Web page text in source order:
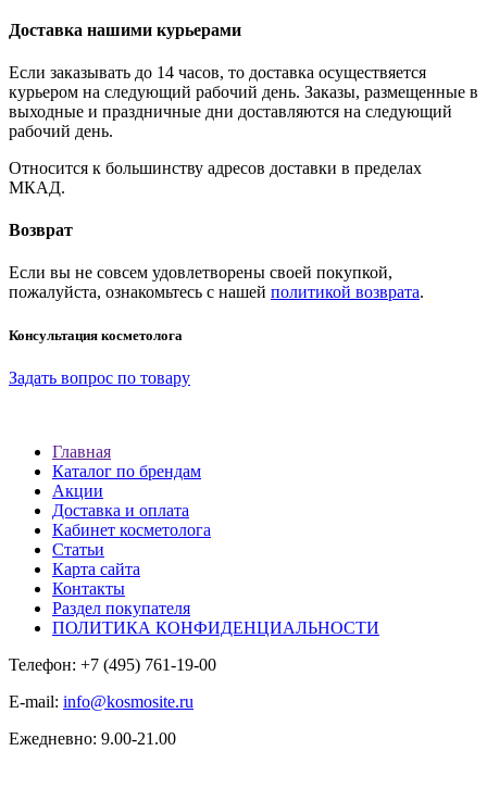
Доставка нашими курьерами
Если заказывать до 14 часов, то доставка осуществяется
курьером на следующий рабочий день. Заказы, размещенные в
выходные и праздничные дни доставляются на следующий
рабочий день.
Относится к большинству адресов доставки в пределах
МКАД.
Возврат
Если вы не совсем удовлетворены своей покупкой,
пожалуйста, ознакомьтесь с нашей политикой возврата.
Консультация косметолога
Задать вопрос по товару
Главная
Каталог по брендам
Акции
Доставка и оплата
Кабинет косметолога
Статьи
Карта сайта
Контакты
Раздел покупателя
ПОЛИТИКА КОНФИДЕНЦИАЛЬНОСТИ
Телефон: +7 (495) 761-19-00
E-mail: info@kosmosite.ru
Ежедневно: 9.00-21.00